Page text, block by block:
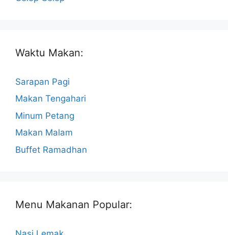
Waktu Makan:
Sarapan Pagi
Makan Tengahari
Minum Petang
Makan Malam
Buffet Ramadhan
Menu Makanan Popular: